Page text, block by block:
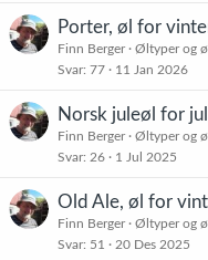
Porter, øl for
Finn Berger
Øltyper og
Svar 77 11 Jan 2026
Norsk juleøl for
Finn Berger
Øltyper og
Svar 26 1 Jul 2025
Old Ale, øl for
Finn Berger
Øltyper og
Svar 51 20 Des 2025